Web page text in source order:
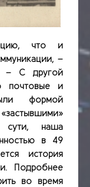
что и
–
– С другой
почтовые и
формой
сути, наша
в 49
история
Подробнее
во время